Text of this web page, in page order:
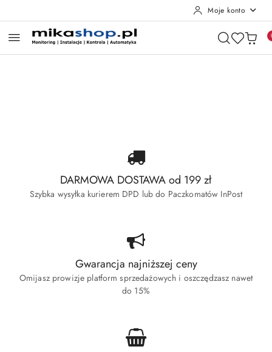
Moje konto
DARMOWA DOSTAWA od 199 zł
Szybka wysyłka kurierem DPD lub do Paczkomatów InPost
Gwarancja najniższej ceny
Omijasz prowizje platform sprzedażowych i oszczędzasz nawet
do 15%